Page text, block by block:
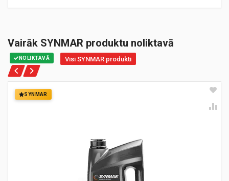
Vairāk SYNMAR produktu noliktavā
NOLIKTAVĀ Visi SYNMAR produkti
SYNMAR